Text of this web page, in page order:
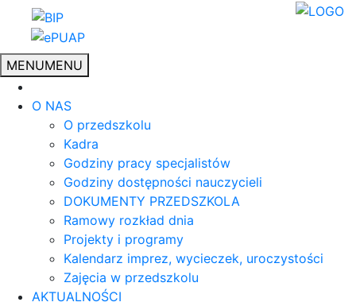
MENUMENU
O NAS
O przedszkolu
Kadra
Godziny pracy specjalistów
Godziny dostępności nauczycieli
DOKUMENTY PRZEDSZKOLA
Ramowy rozkład dnia
Projekty i programy
Kalendarz imprez, wycieczek, uroczystości
Zajęcia w przedszkolu
AKTUALNOŚCI